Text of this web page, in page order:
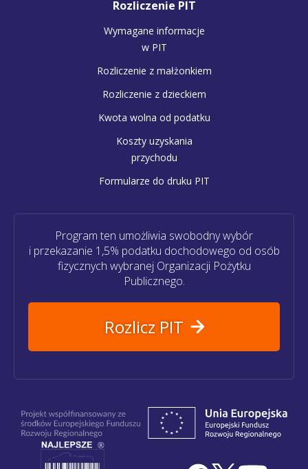
Rozliczenie PIT
Wymagane informacje
w PIT
Rozliczenie z małżonkiem
Rozliczenie z dzieckiem
Kwota wolna od podatku
Koszty uzyskania
przychodu
Formularze do druku PIT
Program ten umożliwia swobodny wybór
i przekazanie 1,5% podatku dochodowego od osób
fizycznych wybranej Organizacji Pożytku
Publicznego.
Rozlicz PIT